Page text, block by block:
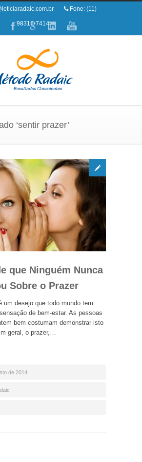
Fone: (11)
98315-7414
‘sentir prazer’
que Ninguém Nunca
Sobre o Prazer
um desejo que todo mundo tem.
de bem-estar. As pessoas
bem costumam demonstrar isto
geral, o prazer,…
de 2014